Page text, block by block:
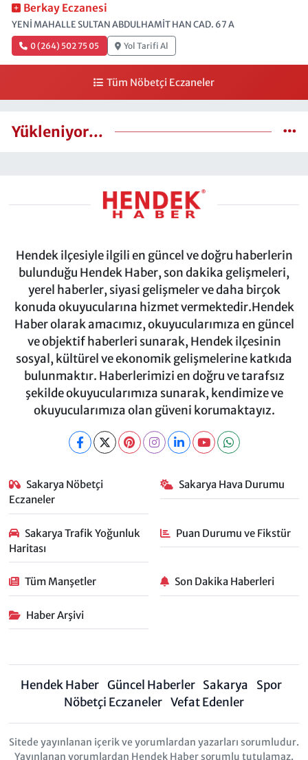
Berkay Eczanesi
YENİ MAHALLE SULTAN ABDULHAMİT HAN CAD. 67 A
0 (264) 502 75 05 Yol Tarifi Al
Tüm Nöbetçi Eczaneler
Yükleniyor...
Hendek ilçesiyle ilgili en güncel ve doğru haberlerin
bulunduğu Hendek Haber, son dakika gelişmeleri,
yerel haberler, siyasi gelişmeler ve daha birçok
konuda okuyucularına hizmet vermektedir.Hendek
Haber olarak amacımız, okuyucularımıza en güncel
ve objektif haberleri sunarak, Hendek ilçesinin
sosyal, kültürel ve ekonomik gelişmelerine katkıda
bulunmaktır. Haberlerimizi en doğru ve tarafsız
şekilde okuyucularımıza sunarak, kendimize ve
okuyucularımıza olan güveni korumaktayız.
Sakarya Nöbetçi
Eczaneler
Sakarya Hava Durumu
Sakarya Trafik Yoğunluk
Haritası
Puan Durumu ve Fikstür
Tüm Manşetler Son Dakika Haberleri
Haber Arşivi
Hendek Haber Güncel Haberler Sakarya
Spor
Nöbetçi Eczaneler Vefat Edenler
Sitede yayınlanan içerik ve yorumlardan yazarları sorumludur.
Yayınlanan yorumlardan Hendek Haber sorumlu tutulamaz.